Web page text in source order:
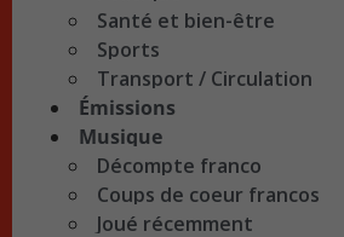
Santé et bien-être
Sports
Transport / Circulation
Émissions
Musique
Décompte franco
Coups de coeur francos
Joué récemment